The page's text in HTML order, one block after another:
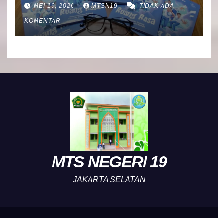
MEI 19, 2026 MTSN19 TIDAK ADA
KOMENTAR
MTS NEGERI 19
JAKARTA SELATAN